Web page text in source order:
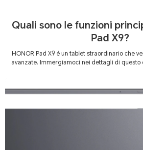
Quali sono le funzioni
Pad X9?
HONOR Pad X9 è un tablet straordinario che
avanzate. Immergiamoci nei dettagli di questo